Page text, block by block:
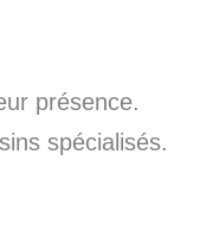
présence.
spécialisés.